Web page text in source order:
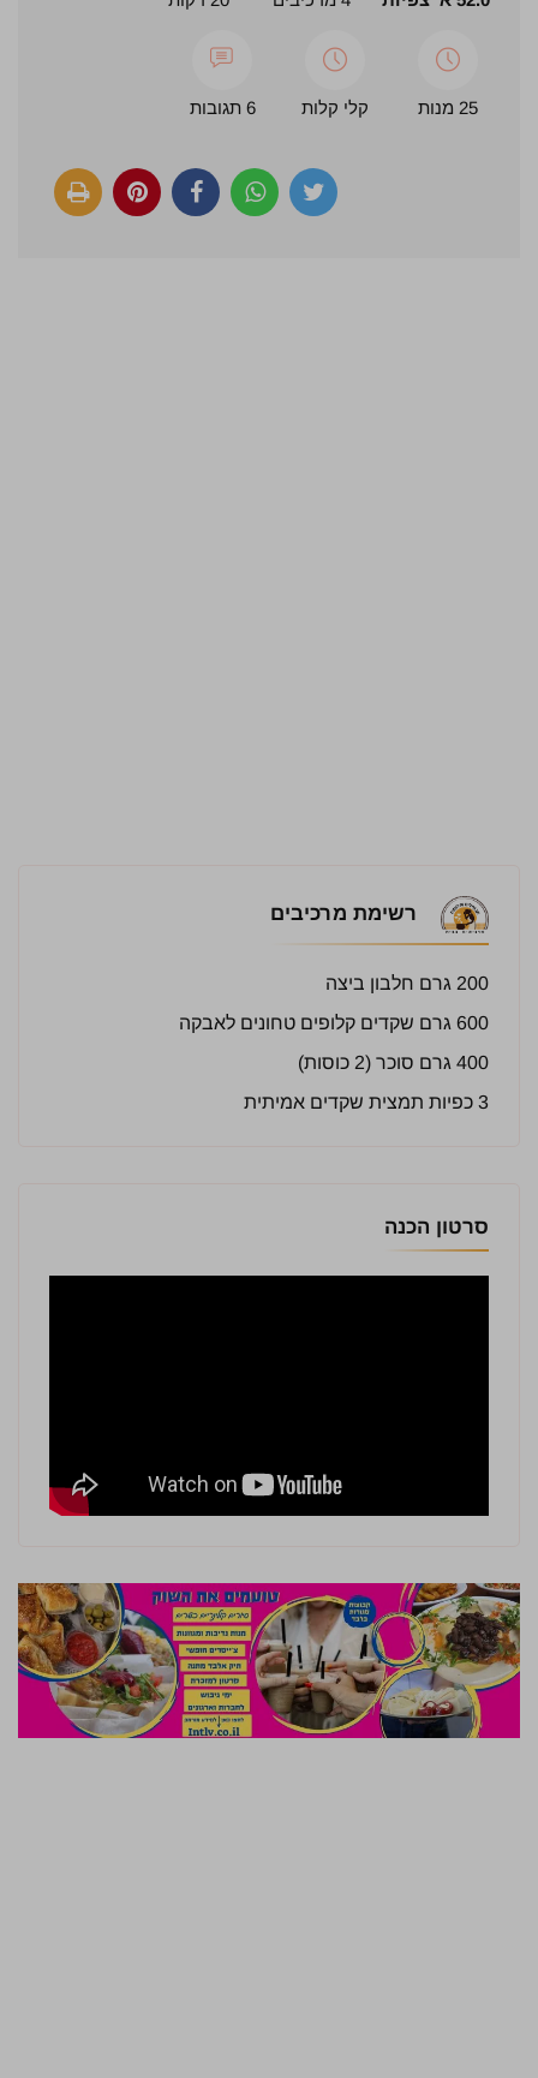
25 מנות קלי קלות 6 תגובות
רשימת מרכיבים
200 גרם חלבון ביצה
600 גרם שקדים קלופים טחונים לאבקה
400 גרם סוכר (2 כוסות)
3 כפיות תמצית שקדים אמיתית
סרטון הכנה